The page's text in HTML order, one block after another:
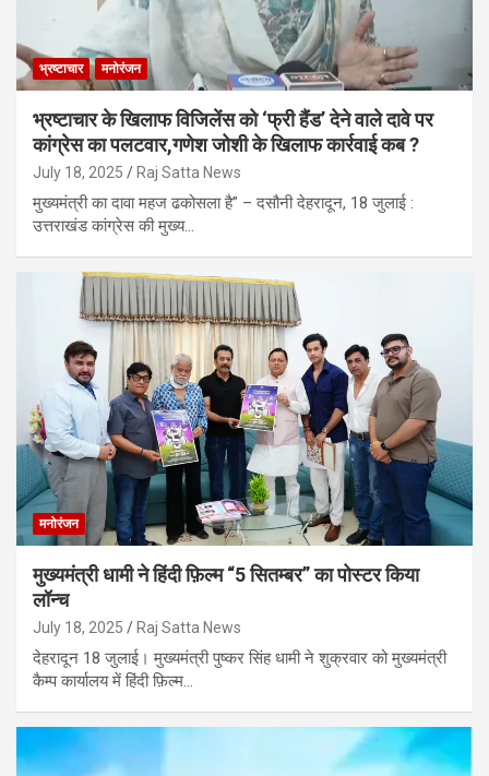
भ्रष्टाचार मनोरंजन
भ्रष्टाचार के खिलाफ विजिलेंस को ‘फ्री हैंड’ देने वाले दावे पर
कांग्रेस का पलटवार,गणेश जोशी के खिलाफ कार्रवाई कब ?
July 18, 2025 Raj Satta News
मुख्यमंत्री का दावा महज ढकोसला है” – दसौनी देहरादून, 18 जुलाई :
उत्तराखंड कांग्रेस की मुख्य…
मनोरंजन
मुख्यमंत्री धामी ने हिंदी फ़िल्म “5 सितम्बर” का पोस्टर किया
लॉन्च
July 18, 2025 Raj Satta News
देहरादून 18 जुलाई। मुख्यमंत्री पुष्कर सिंह धामी ने शुक्रवार को मुख्यमंत्री
कैम्प कार्यालय में हिंदी फ़िल्म…